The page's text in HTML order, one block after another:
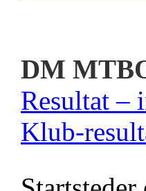
DM
Resultat –
Klub-